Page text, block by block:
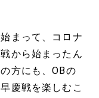
まって、コロナ
から始まったん
方にも、OBの
慶戦を楽しむこ